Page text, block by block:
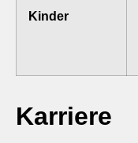
Kinder
Karriere